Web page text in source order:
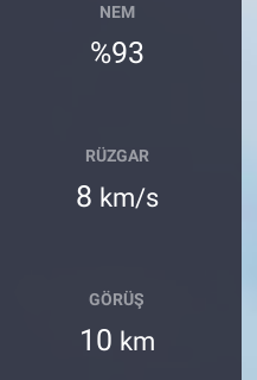
NEM
%93
RÜZGAR
8 km/s
GÖRÜŞ
10 km